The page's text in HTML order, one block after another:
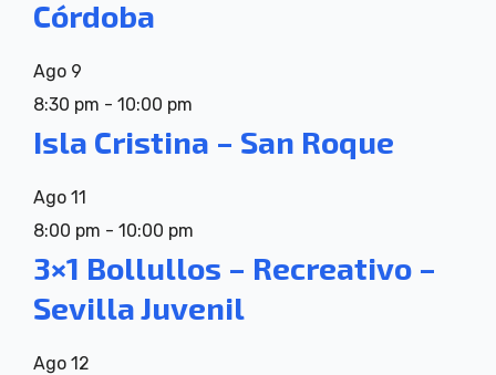
Córdoba
Ago 9
8:30 pm - 10:00 pm
Isla Cristina – San Roque
Ago 11
8:00 pm - 10:00 pm
3×1 Bollullos – Recreativo –
Sevilla Juvenil
Ago 12